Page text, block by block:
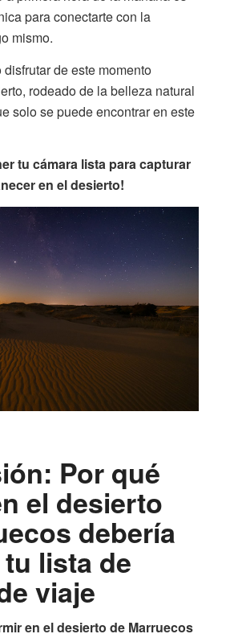
para conectarte con la
mismo.
de este momento
rodeado de la belleza natural
solo se puede encontrar en este
tu cámara lista para capturar
en el desierto!
Por qué
el desierto
debería
lista de
viaje
en el desierto de Marruecos